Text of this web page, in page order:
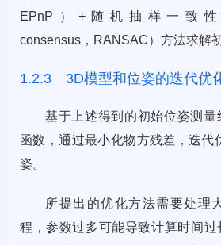
EPnP）+随机抽样一致性
consensus，RANSAC）方法求解
1.2.3 3D模型和位姿的迭代优
基于上述得到的初始位姿测
函数，通过最小化物方残差，迭代
姿。
所提出的优化方法需要处理
程，参数过多可能导致计算时间过